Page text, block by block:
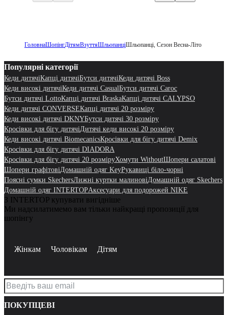
ГоловнаШопінгДітямВзуттяШльопанціШльопанці, Сезон Весна-Літо
Популярні категорії
Кеди дитячіКапці дитячіБутси дитячіКеди дитячі Boss
Кеди високі дитячіКеди дитячі CasualБутси дитячі Caroc
Бутси дитячі LottoКапці дитячі BraskaКапці дитячі CALYPSO
Кеди дитячі CONVERSEКапці дитячі 20 розміру
Кеди високі дитячі DKNYБутси дитячі 30 розміру
Кросівки для бігу дитячіДитячі кеди високі 20 розміру
Кеди високі дитячі BiomecanicsКросівки для бігу дитячі Demix
Кросівки для бігу дитячі DIADORA
Кросівки для бігу дитячі 20 розміруХомути WithoutШопери салатові
Шопери графітовіДомашній одяг KeyРукавиці біло-чорні
Поясні сумки SkechersЛижні куртки малиновіДомашній одяг Skechers
Домашній одяг INTERTOPАксесуари для подорожей NIKE
З INTERTOP купувати вигідніше
Ми надсилатимемо вам тільки найкращі пропозиції для
шопінгу
Жінкам Чоловікам Дітям
ПОКУПЦЕВІ